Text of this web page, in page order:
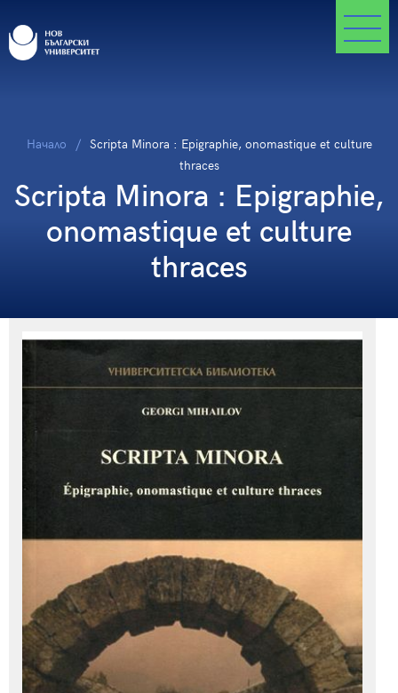
Начало
Scripta Minora : Epigraphie, onomastique et culture
thraces
Scripta Minora : Epigraphie,
onomastique et culture
thraces